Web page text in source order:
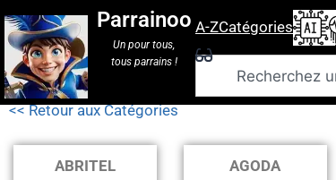
Parrainoo
Un pour tous,
tous parrains !
A-ZCatégories
<< Retour aux Catégories
ABRITEL AGODA